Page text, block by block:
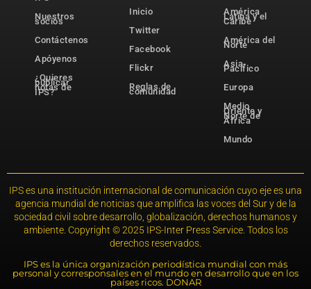
Nuestros
socios
Contáctenos
Apóyenos
¿Quieres
publicar
notas de
IPS?
Inicio
Twitter
Facebook
Flickr
Reglas de
comunidad
América
Latina y el
Caribe
América del
Norte
Asia-
Pacífico
Europa
Medio
Oriente y
Norte de
África
Mundo
IPS es una institución internacional de comunicación cuyo eje es una
agencia mundial de noticias que amplifica las voces del Sur y de la
sociedad civil sobre desarrollo, globalización, derechos humanos y
ambiente. Copyright © 2025 IPS-Inter Press Service. Todos los
derechos reservados.
IPS es la única organización periodística mundial con más
personal y corresponsales en el mundo en desarrollo que en los
países ricos. DONAR